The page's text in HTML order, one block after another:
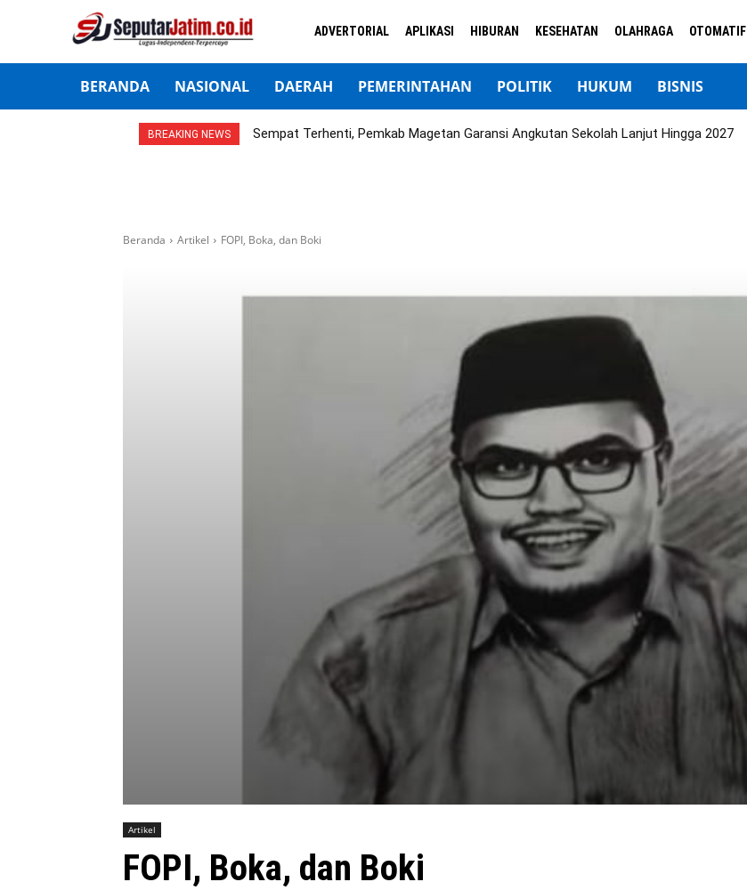
ADVERTORIAL APLIKASI HIBURAN KESEHATAN OLAHRAGA OTOMATIF
BERANDA NASIONAL DAERAH PEMERINTAHAN POLITIK HUKUM BISNIS
BREAKING NEWS Sempat Terhenti, Pemkab Magetan Garansi Angkutan Sekolah Lanjut Hingga 2027
Beranda Artikel FOPI, Boka, dan Boki
Artikel
FOPI, Boka, dan Boki